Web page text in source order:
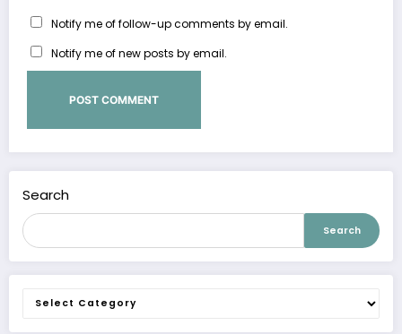
Notify me of follow-up comments by email.
Notify me of new posts by email.
Search
Search
Categories